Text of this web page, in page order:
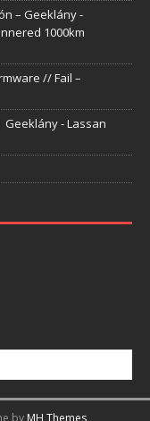
– Geeklány-
1000km
// Fail –
Geeklány-Lassan